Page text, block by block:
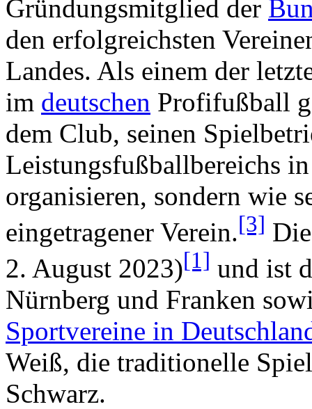
Gründungsmitglied der
den erfolgreichsten
Landes. Als einem der
im deutschen Profifußball
dem Club, seinen
Leistungsfußballbereichs
organisieren, sondern wie
eingetragener Verein.[3]
2. August 2023)[1] und ist
Nürnberg und Franken
Sportvereine in
Weiß, die traditionelle
Schwarz.